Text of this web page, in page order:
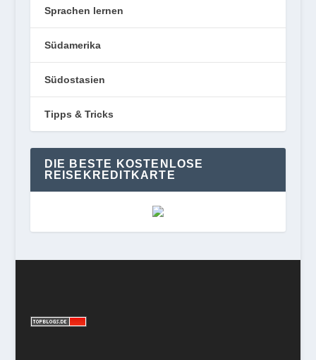
Sprachen lernen
Südamerika
Südostasien
Tipps & Tricks
DIE BESTE KOSTENLOSE
REISEKREDITKARTE